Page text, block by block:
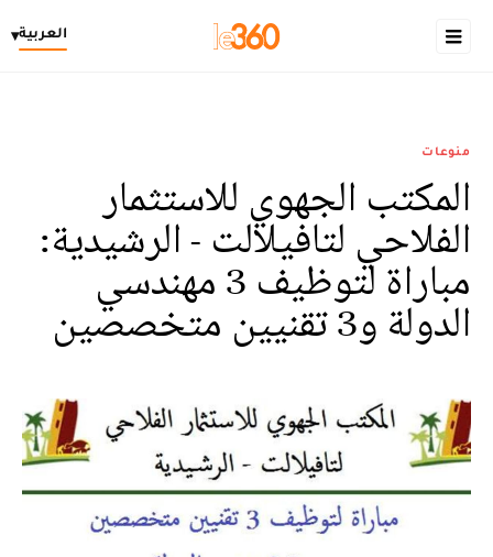
العربية▾
منوعات
المكتب الجهوي للاستثمار
الفلاحي لتافيلالت - الرشيدية:
مباراة لتوظيف 3 مهندسي
الدولة و3 تقنيين متخصصين